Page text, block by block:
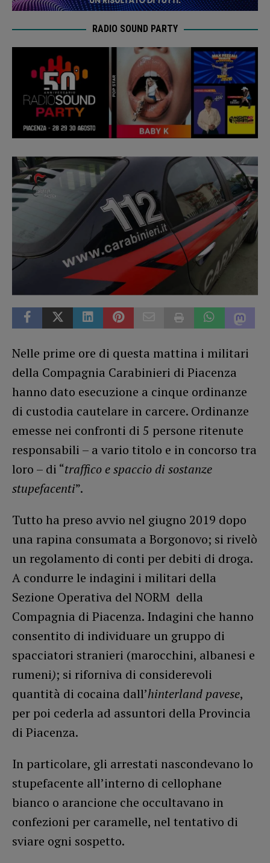
RADIO SOUND PARTY
Nelle prime ore di questa mattina i militari
della Compagnia Carabinieri di Piacenza
hanno dato esecuzione a cinque ordinanze
di custodia cautelare in carcere. Ordinanze
emesse nei confronti di 5 persone ritenute
responsabili – a vario titolo e in concorso tra
loro – di “traffico e spaccio di sostanze
stupefacenti”.
Tutto ha preso avvio nel giugno 2019 dopo
una rapina consumata a Borgonovo; si rivelò
un regolamento di conti per debiti di droga.
A condurre le indagini i militari della
Sezione Operativa del NORM della
Compagnia di Piacenza. Indagini che hanno
consentito di individuare un gruppo di
spacciatori stranieri (marocchini, albanesi e
rumeni); si riforniva di considerevoli
quantità di cocaina dall’hinterland pavese,
per poi cederla ad assuntori della Provincia
di Piacenza.
In particolare, gli arrestati nascondevano lo
stupefacente all’interno di cellophane
bianco o arancione che occultavano in
confezioni per caramelle, nel tentativo di
sviare ogni sospetto.